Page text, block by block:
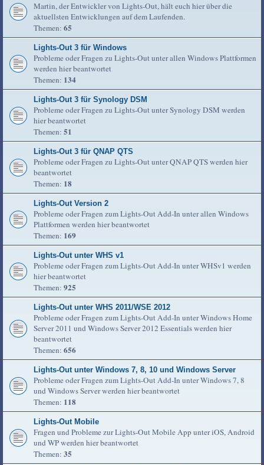
Martin, der Entwickler von Lights-Out, hält euch hier über die
aktuellsten Entwicklungen auf dem Laufenden.
Themen: 65
Lights-Out 3 für Windows
Probleme oder Fragen zu Lights-Out unter allen Windows Plattformen
werden hier beantwortet
Themen: 134
Lights-Out 3 für Synology DSM
Probleme oder Fragen zu Lights-Out unter Synology DSM werden
hier beantwortet
Themen: 51
Lights-Out 3 für QNAP QTS
Probleme oder Fragen zu Lights-Out unter QNAP QTS werden hier
beantwortet
Themen: 18
Lights-Out Version 2
Probleme oder Fragen zum Lights-Out Add-In unter allen Windows
Plattformen werden hier beantwortet
Themen: 169
Lights-Out unter WHS v1
Probleme oder Fragen zum Lights-Out Add-In unter WHSv1 werden
hier beantwortet
Themen: 925
Lights-Out unter WHS 2011/WSE 2012
Probleme oder Fragen zum Lights-Out Add-In unter Windows Home
Server 2011 und Windows Server 2012 Essentials werden hier
beantwortet
Themen: 656
Lights-Out unter Windows 7, 8, 10 und Windows Server
Probleme oder Fragen zum Lights-Out Add-In unter Windows 7, 8
und Windows Server werden hier beantwortet
Themen: 118
Lights-Out Mobile
Fragen und Probleme zur Lights-Out Mobile App unter iOS, Android
und WP werden hier beantwortet
Themen: 35